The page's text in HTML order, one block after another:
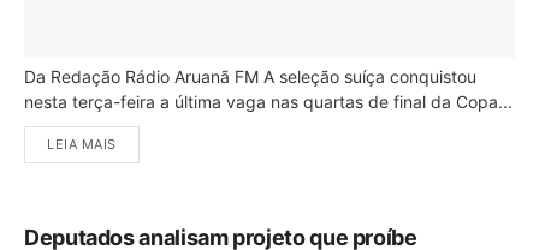
Da Redação Rádio Aruanã FM A seleção suíça conquistou
nesta terça-feira a última vaga nas quartas de final da Copa...
LEIA MAIS
Deputados analisam projeto que proíbe